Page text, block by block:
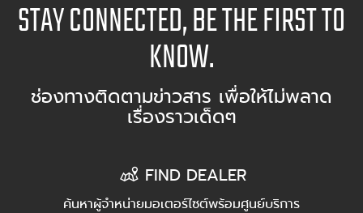
STAY CONNECTED, BE THE FIRST TO
KNOW.
ช่องทางติดตามข่าวสาร เพื่อให้ไม่พลาด
เรื่องราวเด็ดๆ
FIND DEALER
ค้นหาผู้จำหน่ายมอเตอร์ไซต์พร้อมศูนย์บริการ